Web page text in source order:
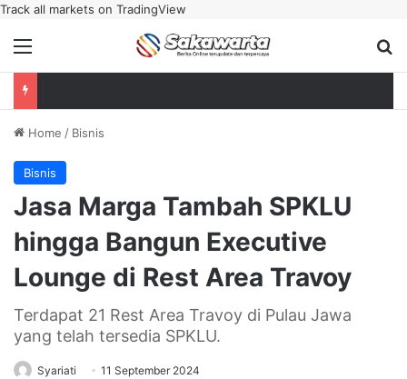
Track all markets on TradingView
Menu
Home / Bisnis
Bisnis
Jasa Marga Tambah SPKLU
hingga Bangun Executive
Lounge di Rest Area Travoy
Terdapat 21 Rest Area Travoy di Pulau Jawa
yang telah tersedia SPKLU.
Syariati 11 September 2024